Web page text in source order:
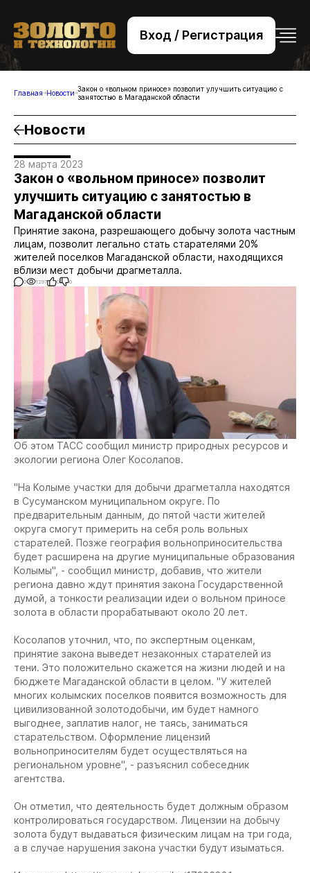
Вход / Регистрация
+7 (495) 221-76-32
bsv@zolteh.ru
Главная Новости Закон о «вольном приносе» позволит улучшить ситуацию с
занятостью в Магаданской области
Новости
28 марта 2023
Закон о «вольном приносе» позволит
улучшить ситуацию с занятостью в
Магаданской области
Принятие закона, разрешающего добычу золота частным
лицам, позволит легально стать старателями 20%
жителей поселков Магаданской области, находящихся
вблизи мест добычи драгметалла.
0 1297 0 0
Об этом ТАСС сообщил министр природных ресурсов и
экологии региона Олег Косолапов.
"На Колыме участки для добычи драгметалла находятся
в Сусуманском муниципальном округе. По
предварительным данным, до пятой части жителей
округа смогут примерить на себя роль вольных
старателей. Позже география вольноприносительства
будет расширена на другие муниципальные образования
Колымы", - сообщил министр, добавив, что жители
региона давно ждут принятия закона Государственной
думой, а тонкости реализации идеи о вольном приносе
золота в области прорабатывают около 20 лет.
Косолапов уточнил, что, по экспертным оценкам,
принятие закона выведет незаконных старателей из
тени. Это положительно скажется на жизни людей и на
бюджете Магаданской области в целом. "У жителей
многих колымских поселков появится возможность для
цивилизованной золотодобычи, им будет намного
выгоднее, заплатив налог, не таясь, заниматься
старательством. Оформление лицензий
вольноприносителям будет осуществляться на
региональном уровне", - разъяснил собеседник
агентства.
Он отметил, что деятельность будет должным образом
контролироваться государством. Лицензии на добычу
золота будут выдаваться физическим лицам на три года,
а в случае нарушения закона участки будут изыматься.